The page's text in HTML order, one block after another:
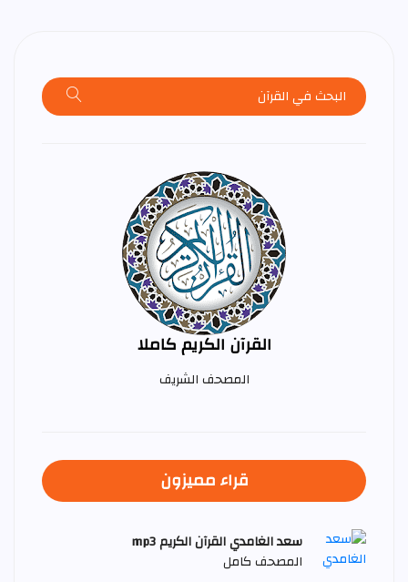
القرآن الكريم كاملا
المصحف الشريف
قراء مميزون
سعد الغامدي القرآن الكريم mp3
المصحف كامل